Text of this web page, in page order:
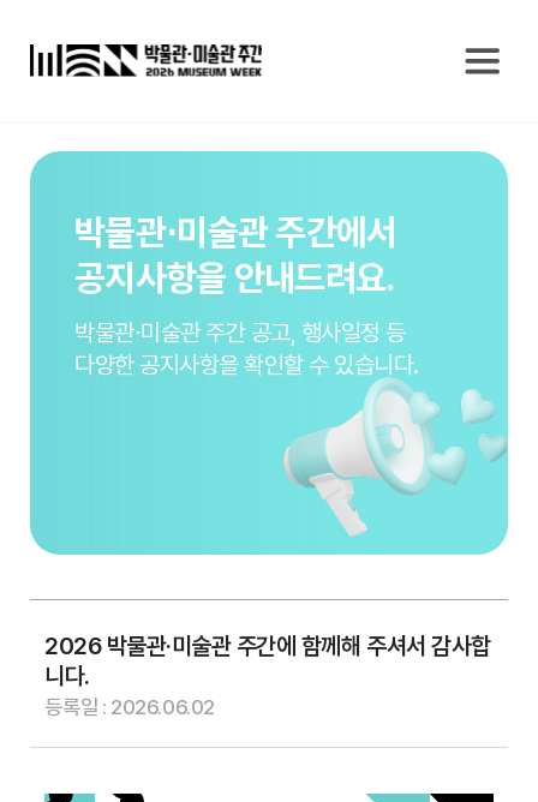
박물관⋅미술관 주간에서
공지사항을 안내드려요.
박물관⋅미술관 주간 공고, 행사일정 등
다양한 공지사항을 확인할 수 있습니다.
2026 박물관·미술관 주간에 함께해 주셔서 감사합
니다.
등록일 : 2026.06.02